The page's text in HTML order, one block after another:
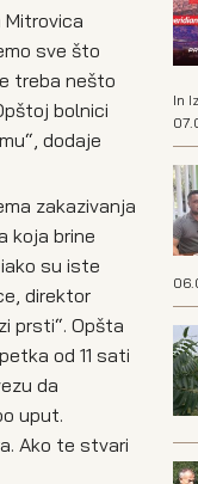
Mitrovica
sve što
treba nešto
bolnici
dodaje
zakazivanja
koja brine
su iste
direktor
prsti“. Opšta
od 11 sati
da
uput.
Ako te stvari
In